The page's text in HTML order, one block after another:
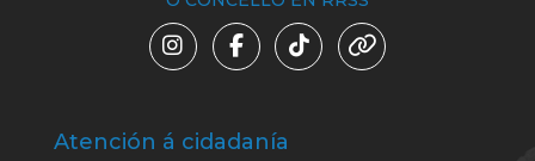
Atención á cidadanía